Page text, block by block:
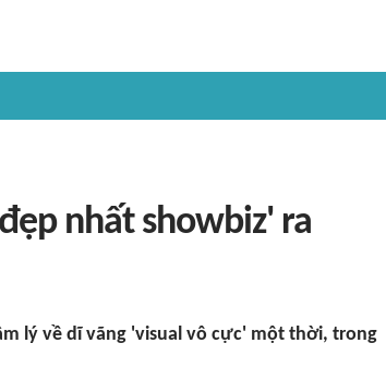
nhất showbiz' ra
lý về dĩ vãng 'visual vô cực' một thời, trong